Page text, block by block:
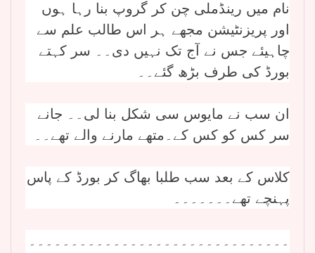
نام میں رینڈملی چن کر گروپ بنا رہا ہوں
اور پریزنٹیشن مجھے ہر اس طالب علم سے
چاہیئے جس نے آج تک نہیں دی۔۔ سر کہتے
بورڈ کی طرف بڑھ گئے۔۔
ان سب نے مایوس سی شکل بنا لی۔۔ جانے
سر کس کو کس کے۔متھے مارنے والے تھے۔۔
کلاس کے بعد سب طلبا بھاگ کر بورڈ کے پاس
پہنچے تھے۔۔۔۔۔۔۔
۔۔۔۔۔۔۔۔۔۔۔۔۔۔۔۔۔۔۔۔۔۔۔۔۔۔۔۔۔۔۔